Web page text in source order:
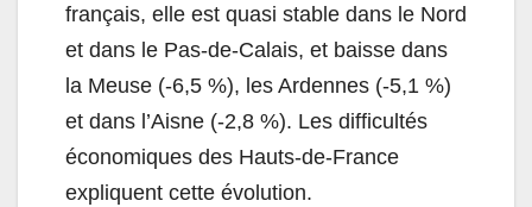
français, elle est quasi stable dans le Nord
et dans le Pas-de-Calais, et baisse dans
la Meuse (-6,5 %), les Ardennes (-5,1 %)
et dans l’Aisne (-2,8 %). Les difficultés
économiques des Hauts-de-France
expliquent cette évolution.